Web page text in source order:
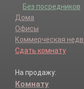
Без посредников
Дома
Офисы
Коммерческая
Сдать комнату
На продажу:
Комнату